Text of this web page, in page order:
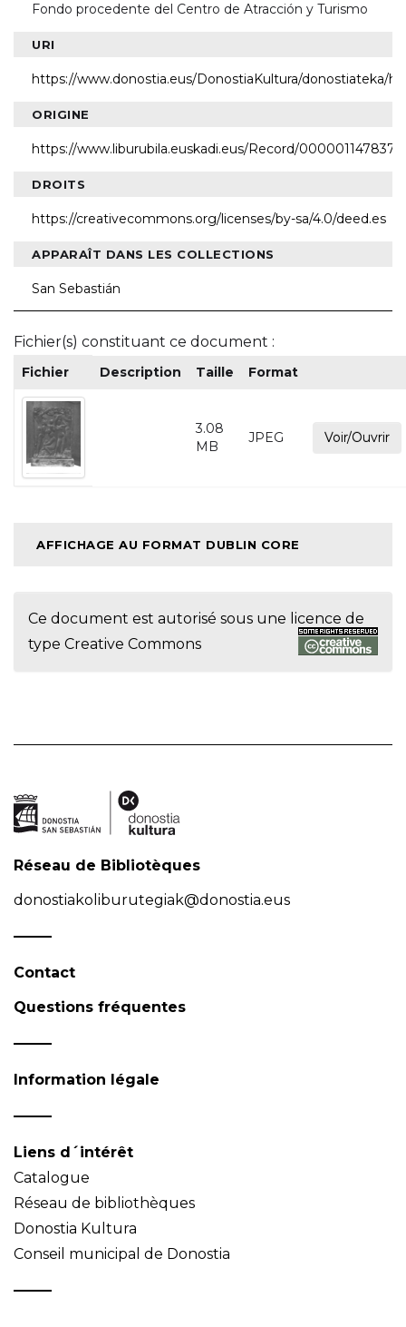
Fondo procedente del Centro de Atracción y Turismo
URI
https://www.donostia.eus/DonostiaKultura/donostiateka/
ORIGINE
https://www.liburubila.euskadi.eus/Record/000001147837
DROITS
https://creativecommons.org/licenses/by-sa/4.0/deed.es
APPARAÎT DANS LES COLLECTIONS
San Sebastián
Fichier(s) constituant ce document :
Fichier Description Taille Format
3.08
MB
JPEG Voir/Ouvrir
AFFICHAGE AU FORMAT DUBLIN CORE
Ce document est autorisé sous une licence de
type Creative Commons
Réseau de Bibliotèques
donostiakoliburutegiak@donostia.eus
Contact
Questions fréquentes
Information légale
Liens d´intérêt
Catalogue
Réseau de bibliothèques
Donostia Kultura
Conseil municipal de Donostia